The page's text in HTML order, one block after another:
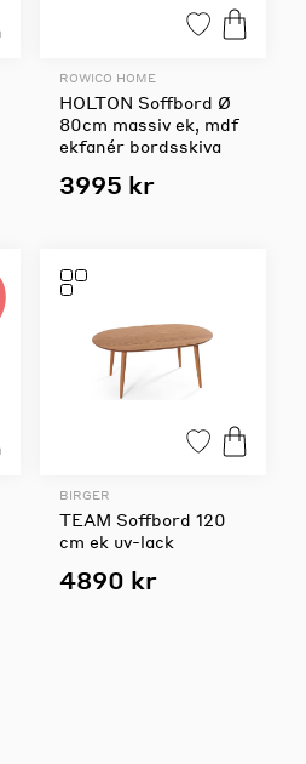
ROWICO HOME
HOLTON Soffbord Ø
80cm massiv ek, mdf
ekfanér bordsskiva
3995 kr
BIRGER
TEAM Soffbord 120
cm ek uv-lack
4890 kr